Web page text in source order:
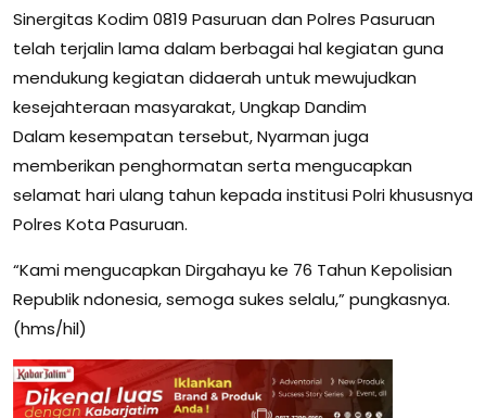
Sinergitas Kodim 0819 Pasuruan dan Polres Pasuruan
telah terjalin lama dalam berbagai hal kegiatan guna
mendukung kegiatan didaerah untuk mewujudkan
kesejahteraan masyarakat, Ungkap Dandim
Dalam kesempatan tersebut, Nyarman juga
memberikan penghormatan serta mengucapkan
selamat hari ulang tahun kepada institusi Polri khususnya
Polres Kota Pasuruan.
“Kami mengucapkan Dirgahayu ke 76 Tahun Kepolisian
RepubIik ndonesia, semoga sukes selalu,” pungkasnya.
(hms/hil)